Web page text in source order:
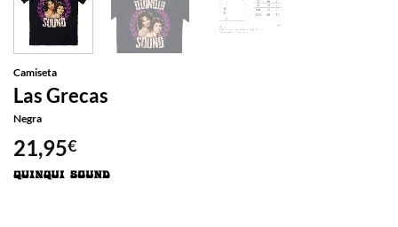
Camiseta
Las Grecas
Negra
21,95€